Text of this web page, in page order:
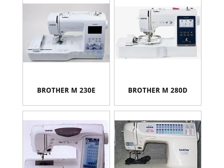
BROTHER M 230E BROTHER M 280D